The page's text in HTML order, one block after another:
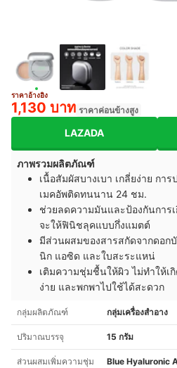
ราคาอ้างอิง
1,130 บาท ราคาค่อนข้างสูง
LAZADA
ภาพรวมผลิตภัณฑ์
เนื้อสัมผัสบางเบา เกลี่ยง่าย กา
เมคอัพติดทนนาน 24 ชม.
ช่วยลดความมันและป้องกันการ
จะให้ฟินิชลุคแบบกึ่งแมตต์
มีส่วนผสมของสารสกัดจากดอก
นิก แอซิด และใบสะระแหน่
เติมความชุ่มชื้นให้ผิว ไม่ทำให้
ง่าย และพกพาไปใช้ได้สะดวก
กลุ่มผลิตภัณฑ์ กลุ่มเครื่องสำอาง
ปริมาณบรรจุ 15 กรัม
ส่วนผสมเพิ่มความชุ่ม
Blue Hyaluronic